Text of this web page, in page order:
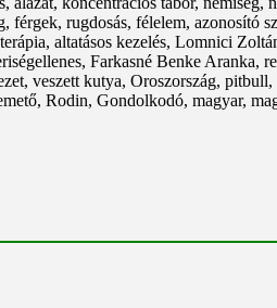
rugdosás, félelem, azonosító
altatásos kezelés, Lomnici
Farkasné Benke Aranka,
veszett kutya, Oroszország,
Rodin, Gondolkodó, magyar,